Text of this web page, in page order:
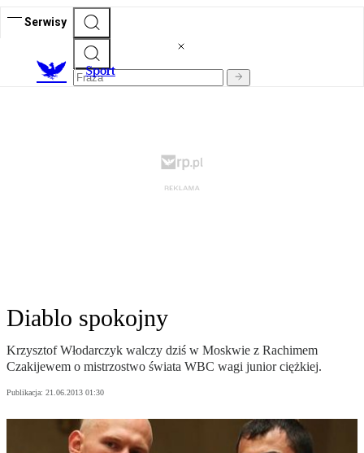
Serwisy
Sport
Diablo spokojny
Krzysztof Włodarczyk walczy dziś w Moskwie z Rachimem
Czakijewem o mistrzostwo świata WBC wagi junior ciężkiej.
Publikacja: 21.06.2013 01:30